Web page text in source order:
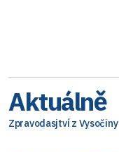
Aktuálně
Zpravodasjtví z Vysočiny